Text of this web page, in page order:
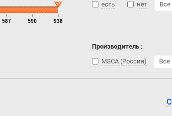
587 590 938
есть
нет Все
Производитель:
МЗСА (Россия)
Все